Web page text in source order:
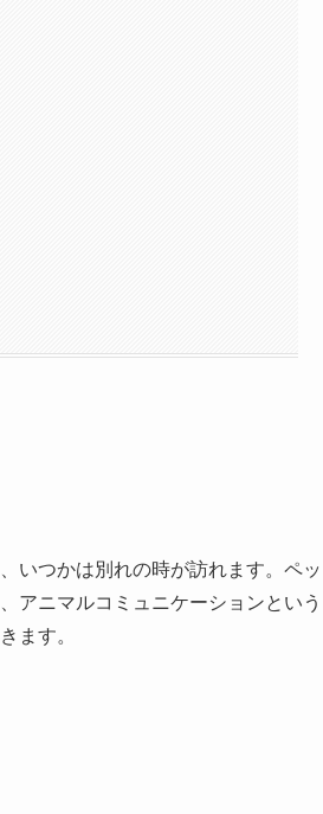
いつかは別れの時が訪れます。ペッ
アニマルコミュニケーションという
ます。